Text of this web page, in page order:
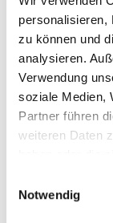
personalisieren,
zu können und
analysieren.
Verwendung
soziale Medien,
Partner führen
weiteren Daten
Notwendig
MERAN